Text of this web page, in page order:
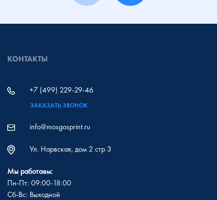
КОНТАКТЫ
+7 (499) 229-29-46
ЗАКАЗАТЬ ЗВОНОК
info@mosgosprint.ru
Ул. Нарвская, дом 2 стр 3
Мы работаем:
Пн-Пт: 09:00-18:00
Сб-Вс: Выходной